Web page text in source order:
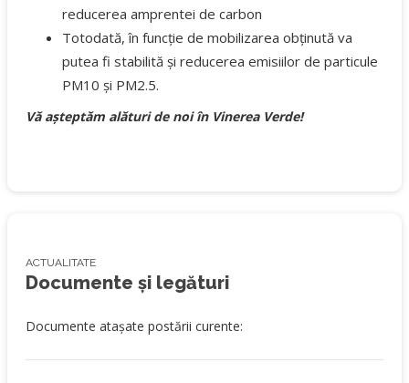
reducerea amprentei de carbon
Totodată, în funcție de mobilizarea obținută va
putea fi stabilită și reducerea emisiilor de particule
PM10 și PM2.5.
Vă așteptăm alături de noi în Vinerea Verde!
ACTUALITATE
Documente și legături
Documente atașate postării curente: